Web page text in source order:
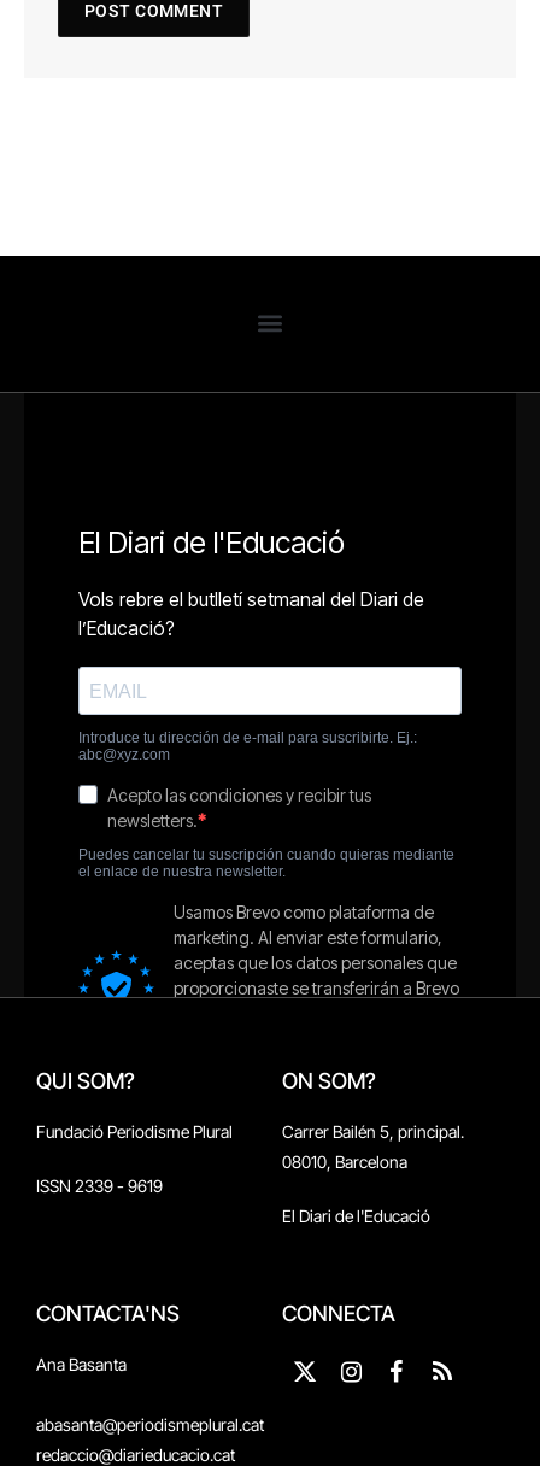
QUI SOM?
Fundació Periodisme Plural
ISSN 2339 - 9619
ON SOM?
Carrer Bailén 5, principal.
08010, Barcelona
El Diari de l'Educació
CONTACTA'NS
Ana Basanta
abasanta@periodismeplural.cat
redaccio@diarieducacio.cat
CONNECTA
X
Instagram
Facebook
RSS